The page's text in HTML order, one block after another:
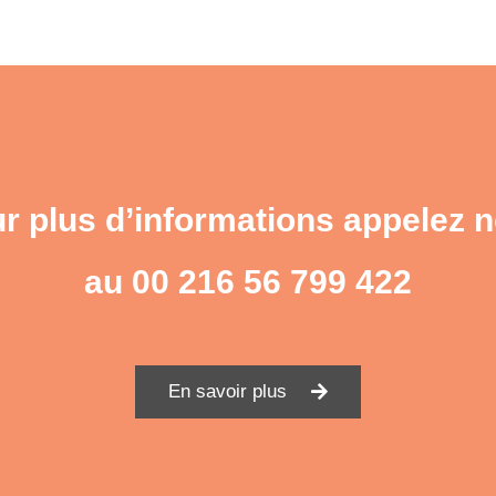
plus d’informations appelez
au 00 216 56 799 422
En savoir plus